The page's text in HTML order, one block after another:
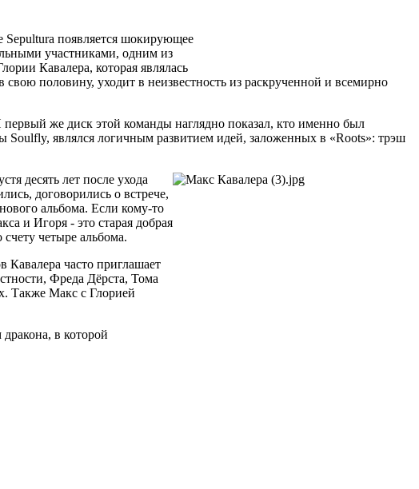
Sepultura появляется шокирующее
участниками, одним из
Кавалера, которая являлась
половину, уходит в неизвестность из раскрученной и всемирно
же диск этой команды наглядно показал, кто именно был
являлся логичным развитием идей, заложенных в «Roots»: трэш
десять лет после ухода
договорились о встрече,
альбома. Если кому-то
и Игоря - это старая добрая
четыре альбома.
часто приглашает
Фреда Дёрста, Тома
Также Макс с Глорией
в которой